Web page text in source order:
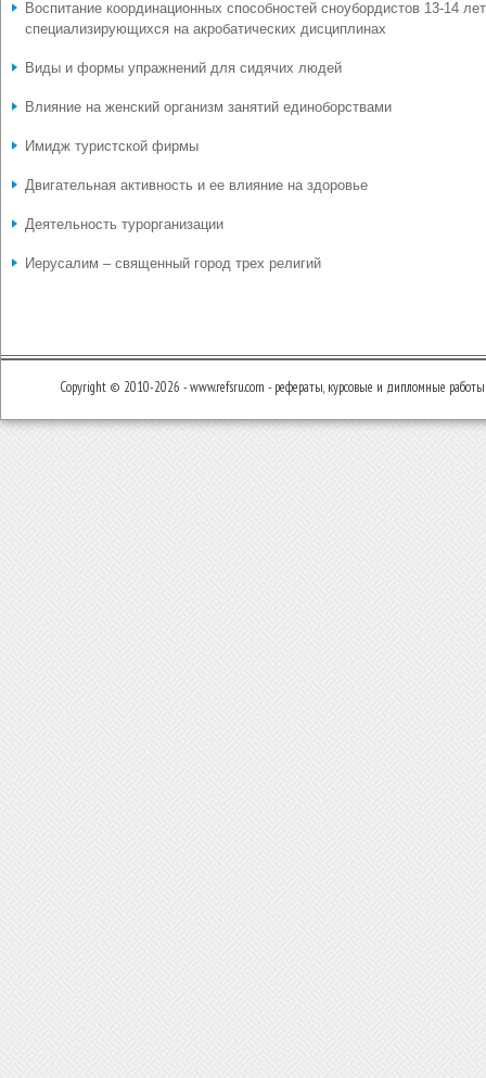
Воспитание координационных способностей сноубордистов 13-14
специализирующихся на акробатических дисциплинах
Виды и формы упражнений для сидячих людей
Влияние на женский организм занятий единоборствами
Имидж туристской фирмы
Двигательная активность и ее влияние на здоровье
Деятельность турорганизации
Иерусалим – священный город трех религий
Copyright © 2010-2026 - www.refsru.com - рефераты, курсовые и дипломные работы